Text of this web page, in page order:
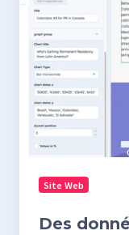
sans
tracas
Module
graphique
sur
mesure
HubSpot
Site Web
Des